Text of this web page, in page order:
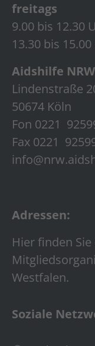
freitags
9.00 bis 12.30
13.30 bis
Aidshilfe
Lindenstraße
50674 Köln
Fon 0221
Fax 0221
Adressen:
Hier finden
Westfalen.
Soziale